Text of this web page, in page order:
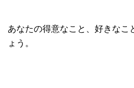
あなたの得意なこと、好きなこ
ょう。